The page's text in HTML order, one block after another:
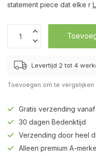
statement piece dat elke r
Levertijd 2 tot 4
Toevoegen om te vergelijken
Gratis verzending
30 dagen Bedenktijd
Verzending door heel
Alleen premium A-